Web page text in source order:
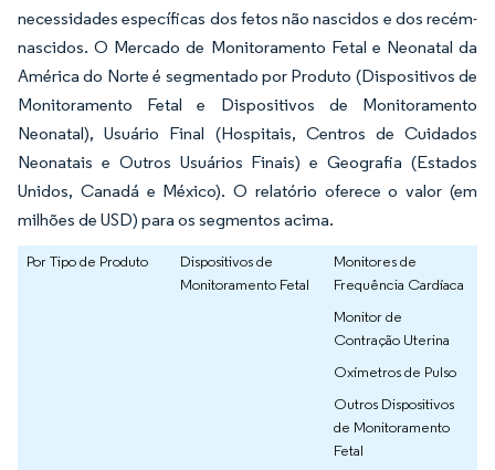
necessidades específicas dos fetos não nascidos e dos recém-
nascidos. O Mercado de Monitoramento Fetal e Neonatal da
América do Norte é segmentado por Produto (Dispositivos de
Monitoramento Fetal e Dispositivos de Monitoramento
Neonatal), Usuário Final (Hospitais, Centros de Cuidados
Neonatais e Outros Usuários Finais) e Geografia (Estados
Unidos, Canadá e México). O relatório oferece o valor (em
milhões de USD) para os segmentos acima.
Por Tipo de Produto
Dispositivos de
Monitoramento Fetal
Monitores de
Frequência Cardíaca
Monitor de
Contração Uterina
Oxímetros de Pulso
Outros Dispositivos
de Monitoramento
Fetal